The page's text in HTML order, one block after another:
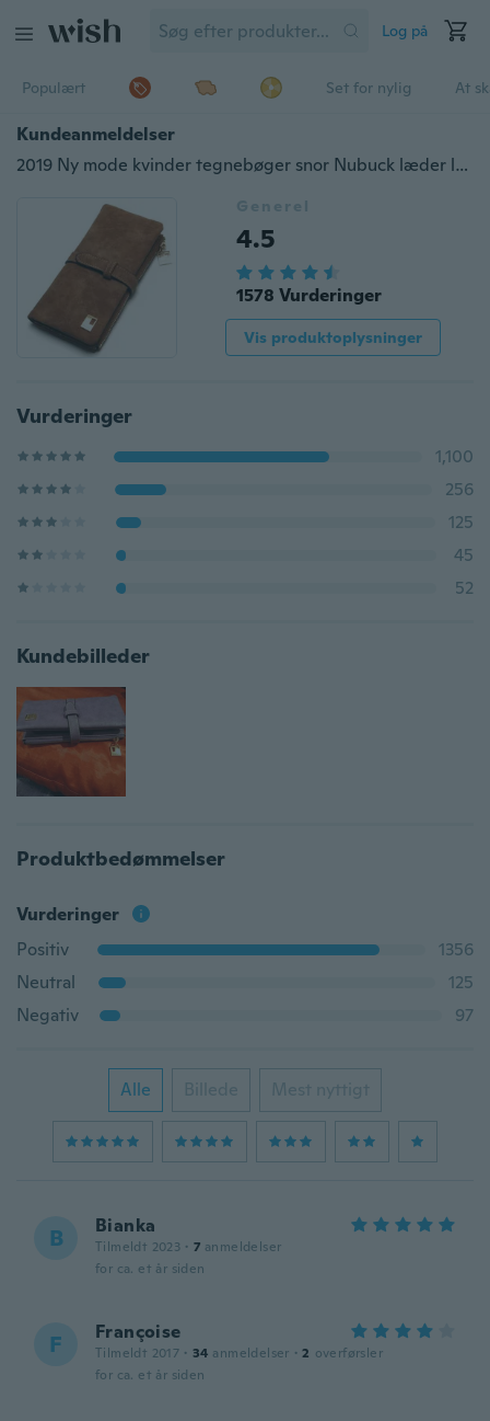
Log på
Populært Set for nylig At
Kundeanmeldelser
2019 Ny mode kvinder tegnebøger snor Nubuck læder lynlås tegnebog kvinders lange design pung to fold mere farve kobling
Generel
4.5
1578 Vurderinger
Vis produktoplysninger
Vurderinger
1,100
256
125
45
52
Kundebilleder
Produktbedømmelser
Vurderinger
Positiv
1356
Neutral
125
Negativ
97
Alle Billede Mest nyttigt
B Bianka
Tilmeldt 2023 · 7 anmeldelser
for ca. et år siden
F Françoise
Tilmeldt 2017 · 34 anmeldelser · 2 overførsler
for ca. et år siden